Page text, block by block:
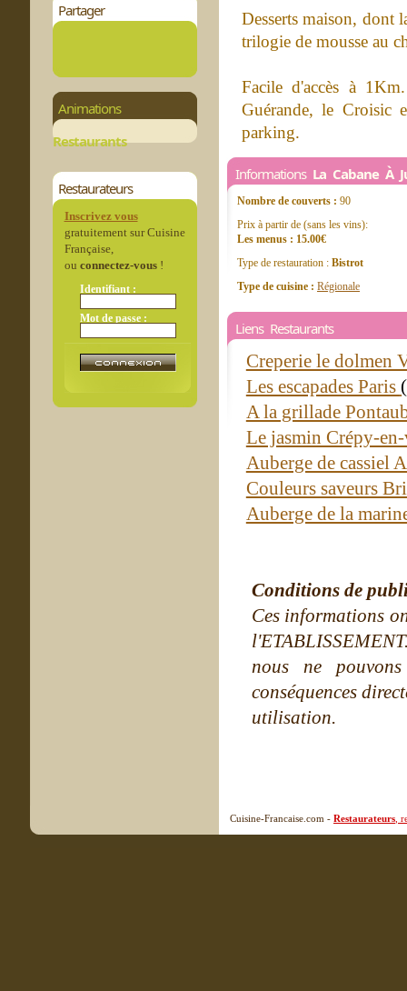
Partager
Animations
Restaurants
Restaurateurs
Inscrivez vous
gratuitement sur Cuisine
Française,
ou connectez-vous!
Identifiant :
Mot de passe :
Desserts maison, dont
trilogie de mousse au
Facile d'accès à
Guérande, le Croisic
parking.
Informations La Cabane À
Nombre de couverts : 90
Prix à partir de (sans les vins):
Les menus : 15.00€
Type de restauration : Bistrot
Type de cuisine : Régionale
Liens Restaurants
Creperie le dolmen
Les escapades Paris
A la grillade
Le jasmin Crépy-
Auberge de cassiel
Couleurs saveurs
Auberge de la
Conditions de
Ces informations
nous ne
conséquences
utilisation.
Cuisine-Francaise.com - Restaurateurs ,